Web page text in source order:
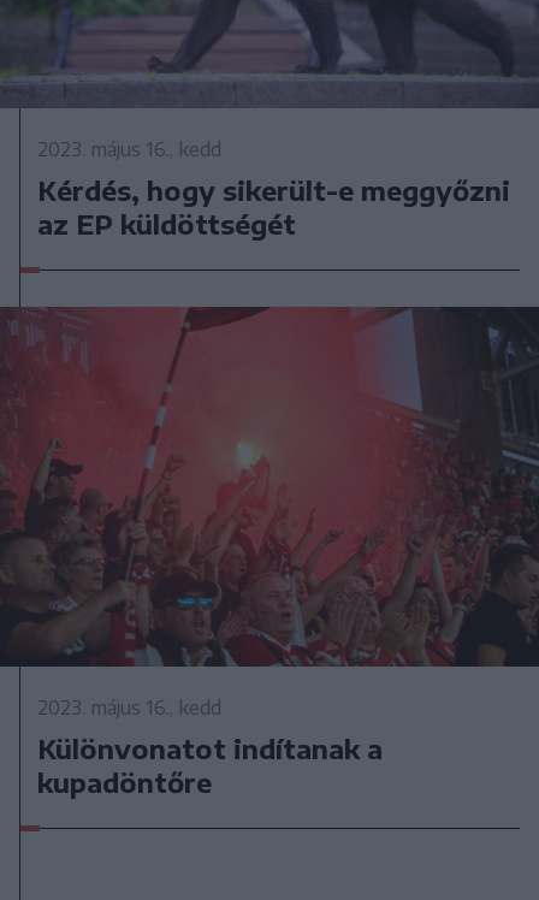
2023. május 16., kedd
Kérdés, hogy sikerült-e meggyőzni
az EP küldöttségét
2023. május 16., kedd
Különvonatot indítanak a
kupadöntőre